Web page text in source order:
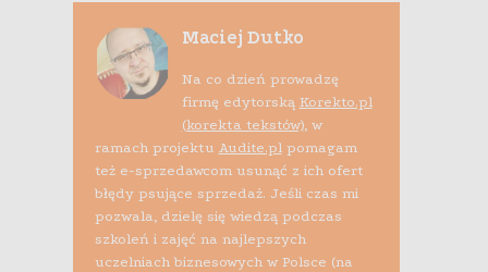
Maciej Dutko
Na co dzień prowadzę
firmę edytorską Korekto.pl
(korekta tekstów), w
ramach projektu Audite.plpomagam
też e-sprzedawcom usunąć z ich ofert
błędy psujące sprzedaż. Jeśli czas mi
pozwala, dzielę się wiedzą podczas
szkoleń i zajęć na najlepszych
uczelniach biznesowych w Polsce (na